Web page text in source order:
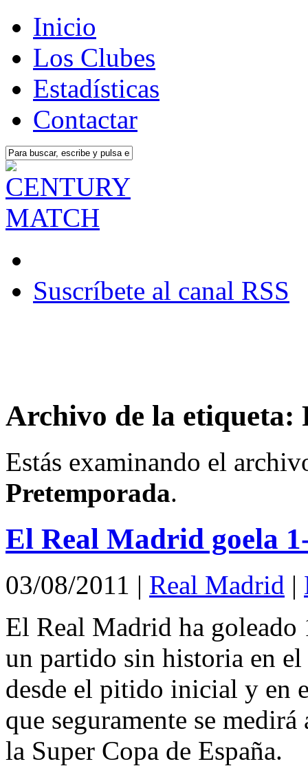
Inicio
Los Clubes
Estadísticas
Contactar
Suscríbete al canal RSS
Archivo de la etiqueta:
Estás examinando el
Pretemporada.
El Real Madrid goela
03/08/2011 | Real Madrid |
El Real Madrid ha goleado
un partido sin historia en
desde el pitido inicial y en
que seguramente se
la Super Copa de España.